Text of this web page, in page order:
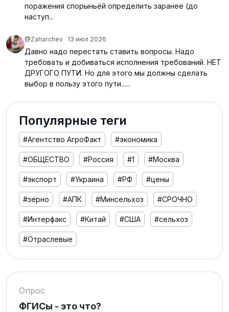
поражения спорыньёй определить заранее (до
наступ...
@Zaharchev 13 июл 2026
Давно надо перестать ставить вопросы. Надо
требовать и добиваться исполнения требований. НЕТ
ДРУГОГО ПУТИ. Но для этого мы должны сделать
выбор в пользу этого пути......
Популярные теги
#Агентство АгроФакт #экономика
#ОБЩЕСТВО #Россия #1 #Москва
#экспорт #Украина #РФ #цены
#зерно #АПК #Минсельхоз #СРОЧНО
#Интерфакс #Китай #США #сельхоз
#Отраслевые
Опрос
ФГИСы - это что?